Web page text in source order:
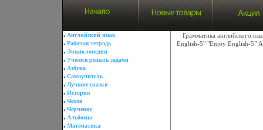
Английский язык
Рабочая тетрадь
Энциклопедии
Учимся решать задачи
Азбука
Самоучитель
Лучшие сказки
История
Чехов
Черчение
Альбомы
Математика
Грамматика английского
English-5" "Enjoy English-5"